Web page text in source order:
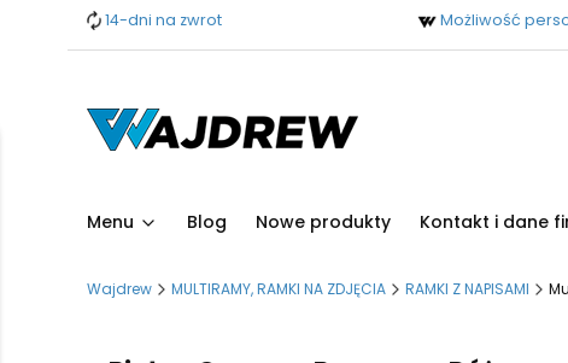
14-dni na zwrot Możliwość
Menu Blog Nowe produkty Kontakt i dane
Wajdrew MULTIRAMY, RAMKI NA ZDJĘCIA RAMKI Z NAPISAMI